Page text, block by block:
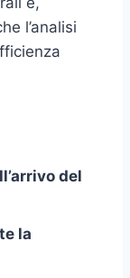
l’analisi
del
la